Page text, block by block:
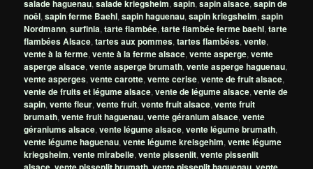
salade haguenau,salade kriegsheim,sapin,sapin alsace,sapin de
noêl,sapin ferme Baehl,sapin haguenau,sapin kriegsheim,sapin
Nordmann,surfinia,tarte flambée,tarte flambée ferme baehl,tarte
flambées Alsace,tartes aux pommes,tartes flambées,vente,
vente à la ferme,vente à la ferme alsace,vente asperge,vente
asperge alsace,vente asperge brumath,vente asperge haguenau,
vente asperges,vente carotte,vente cerise,vente de fruit alsace,
vente de fruits et légume alsace,vente de légume alsace,vente de
sapin,vente fleur,vente fruit,vente fruit alsace,vente fruit
brumath,vente fruit haguenau,vente géranium alsace,vente
géraniums alsace,vente légume alsace,vente légume brumath,
vente légume haguenau,vente légume kreisgehim,vente légume
kriegsheim,vente mirabelle,vente pissenlit,vente pissenlit
, , ,